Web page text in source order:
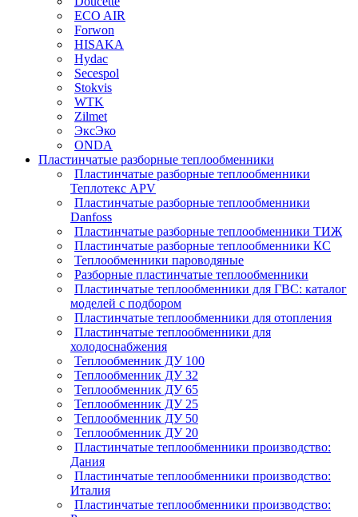
ECO AIR
Forwon
HISAKA
Hydac
Secespol
Stokvis
WTK
Zilmet
ЭксЭко
ONDA
Пластинчатые разборные теплообменники
Пластинчатые разборные теплообменники
Теплотекс APV
Пластинчатые разборные теплообменники
Danfoss
Пластинчатые разборные теплообменники ТИЖ
Пластинчатые разборные теплообменники КC
Теплообменники пароводяные
Разборные пластинчатые теплообменники
Пластинчатые теплообменники для ГВС: каталог
моделей с подбором
Пластинчатые теплообменники для отопления
Пластинчатые теплообменники для
холодоснабжения
Теплообменник ДУ 100
Теплообменник ДУ 32
Теплообменник ДУ 65
Теплообменник ДУ 25
Теплообменник ДУ 50
Теплообменник ДУ 20
Пластинчатые теплообменники производство:
Дания
Пластинчатые теплообменники производство:
Италия
Пластинчатые теплообменники производство: